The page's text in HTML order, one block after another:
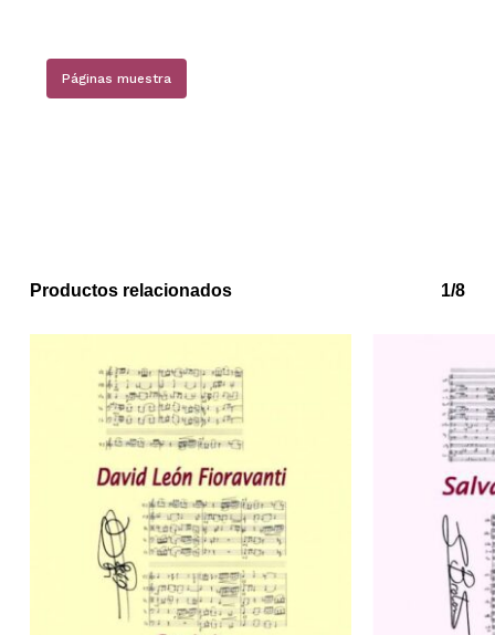
No hay productos en el carrito.
Páginas muestra
Productos relacionados 1/8